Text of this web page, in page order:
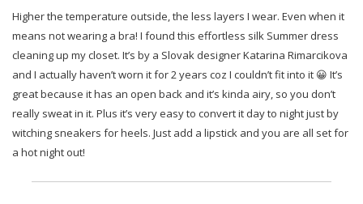
Higher the temperature outside, the less layers I wear. Even when it
means not wearing a bra! I found this effortless silk Summer dress
cleaning up my closet. It’s by a Slovak designer Katarina Rimarcikova
and I actually haven’t worn it for 2 years coz I couldn’t fit into it 😀 It’s
great because it has an open back and it’s kinda airy, so you don’t
really sweat in it. Plus it’s very easy to convert it day to night just by
witching sneakers for heels. Just add a lipstick and you are all set for
a hot night out!